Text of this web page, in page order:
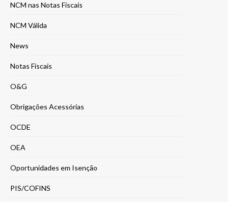
NCM nas Notas Fiscais
NCM Válida
News
Notas Fiscais
O&G
Obrigações Acessórias
OCDE
OEA
Oportunidades em Isenção
PIS/COFINS